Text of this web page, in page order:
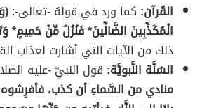
القُرآن: كما ورد في قولهُ -تعالى-:
الْمُكَذِّبِينَ الضَّالِّينَ* فَنُزُلٌ مِّنْ حَمِيمٍ*
ذلك من الآيات التي أشارت لعذاب
السُنَّة النَّبويَّة: قول النبيِّ -عليه
منادي من السَّماءِ أن كذب، فأفرِشوه